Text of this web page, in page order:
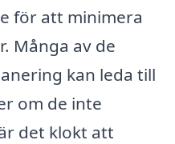
för att minimera
Många av de
kan leda till
om de inte
det klokt att